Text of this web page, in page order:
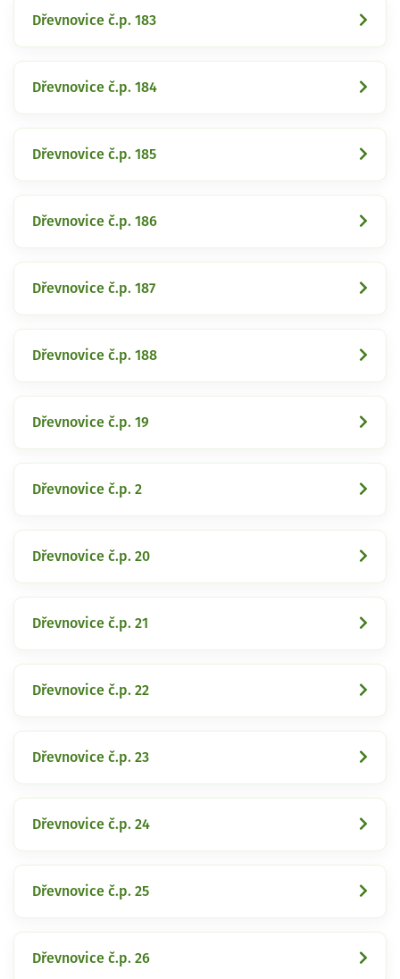
Dřevnovice č.p. 183
Dřevnovice č.p. 184
Dřevnovice č.p. 185
Dřevnovice č.p. 186
Dřevnovice č.p. 187
Dřevnovice č.p. 188
Dřevnovice č.p. 19
Dřevnovice č.p. 2
Dřevnovice č.p. 20
Dřevnovice č.p. 21
Dřevnovice č.p. 22
Dřevnovice č.p. 23
Dřevnovice č.p. 24
Dřevnovice č.p. 25
Dřevnovice č.p. 26